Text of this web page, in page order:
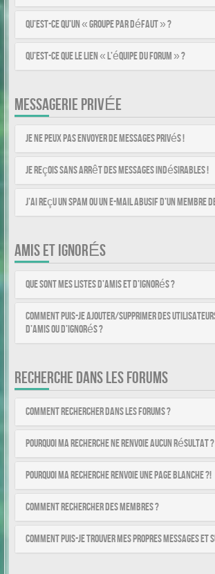
Qu’est-ce qu’un « Groupe par défaut » ?
Qu’est-ce que le lien « L’équipe du forum » ?
MESSAGERIE PRIVÉE
Je ne peux pas envoyer de messages privés !
Je reçois sans arrêt des messages indésirables !
J’ai reçu un spam ou un e-mail abusif d’un membre
AMIS ET IGNORÉS
Que sont mes listes d’amis et d’ignorés ?
Comment puis-je ajouter/supprimer des
d’amis ou d’ignorés ?
RECHERCHE DANS LES FORUMS
Comment rechercher dans les forums ?
Pourquoi ma recherche ne renvoie aucun résultat ?
Pourquoi ma recherche renvoie une page blanche ?!
Comment rechercher des membres ?
Comment puis-je trouver mes propres messages et